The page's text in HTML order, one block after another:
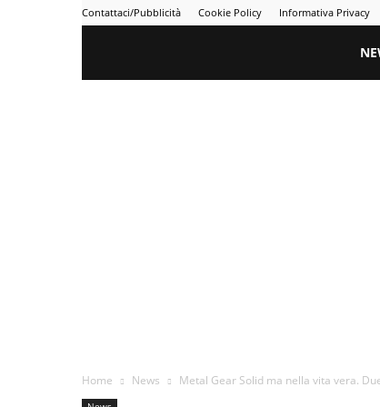
Contattaci/Pubblicità Cookie Policy Informativa Privacy
Home News Metal Gear Solid ma nella vita vera.